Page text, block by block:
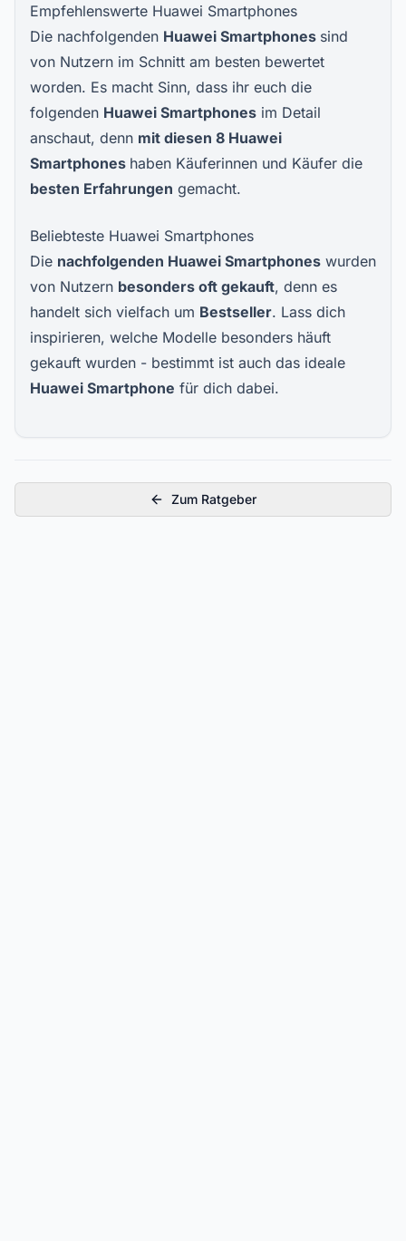
Empfehlenswerte Huawei Smartphones
Die nachfolgenden Huawei Smartphones sind
von Nutzern im Schnitt am besten bewertet
worden. Es macht Sinn, dass ihr euch die
folgenden Huawei Smartphones im Detail
anschaut, denn mit diesen 8 Huawei
Smartphones haben Käuferinnen und Käufer die
besten Erfahrungen gemacht.
Beliebteste Huawei Smartphones
Die nachfolgenden Huawei Smartphones wurden
von Nutzern besonders oft gekauft, denn es
handelt sich vielfach um Bestseller. Lass dich
inspirieren, welche Modelle besonders häuft
gekauft wurden - bestimmt ist auch das ideale
Huawei Smartphone für dich dabei.
Zum Ratgeber